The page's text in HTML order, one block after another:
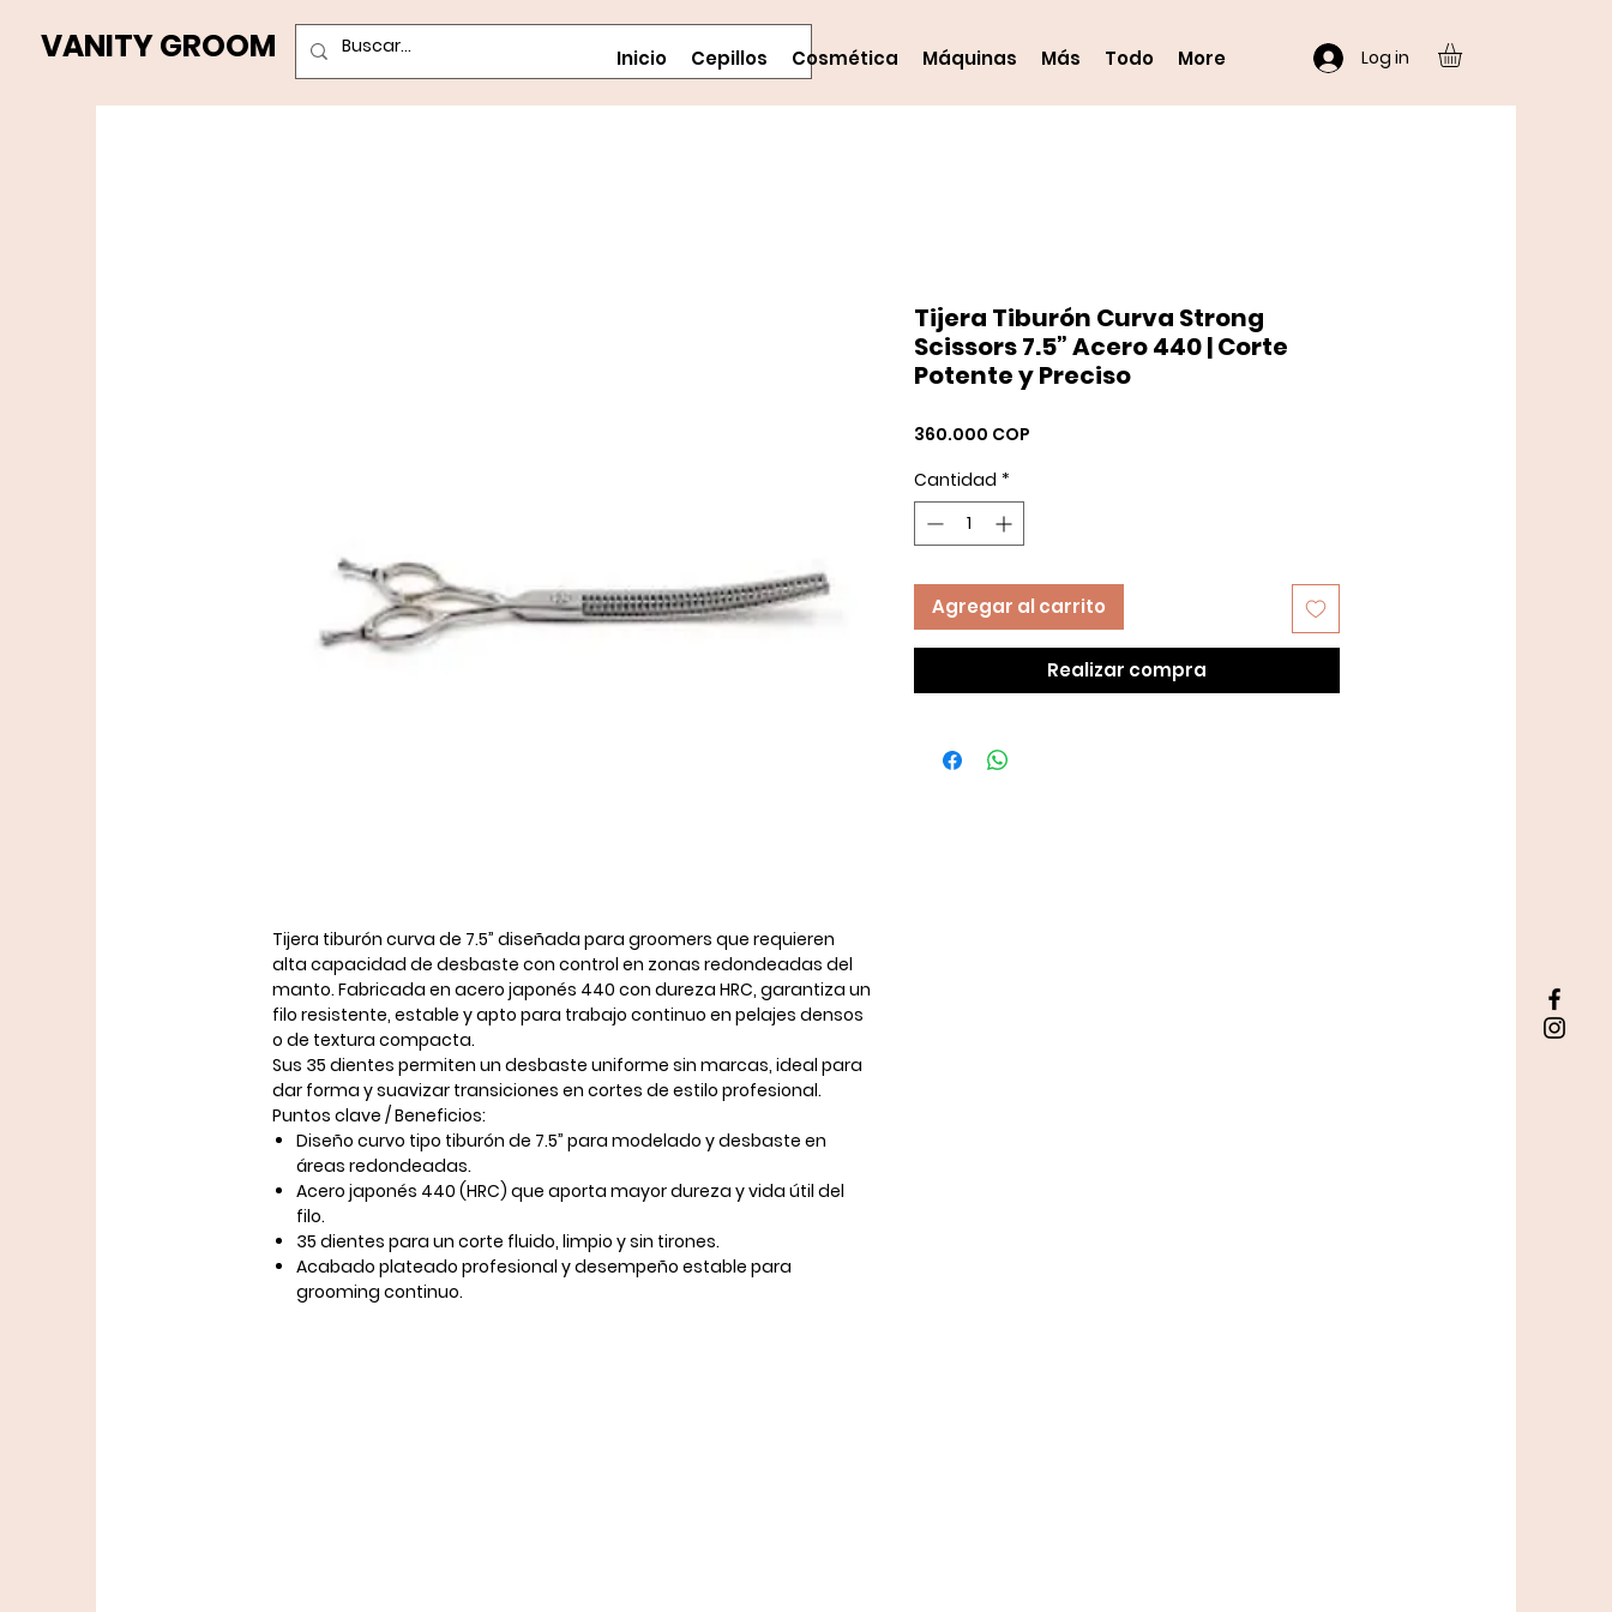
VANITY GROOM Inicio Cepillos Cosmética Máquinas Más Todo More Log in
Tijera tiburón curva de 7.5” diseñada para groomers que requieren
alta capacidad de desbaste con control en zonas redondeadas del
manto. Fabricada en acero japonés 440 con dureza HRC, garantiza un
filo resistente, estable y apto para trabajo continuo en pelajes densos
o de textura compacta.
Sus 35 dientes permiten un desbaste uniforme sin marcas, ideal para
dar forma y suavizar transiciones en cortes de estilo profesional.
Puntos clave / Beneficios:
Diseño curvo tipo tiburón de 7.5” para modelado y desbaste en
áreas redondeadas.
Acero japonés 440 (HRC) que aporta mayor dureza y vida útil del
filo.
35 dientes para un corte fluido, limpio y sin tirones.
Acabado plateado profesional y desempeño estable para
grooming continuo.
Tijera Tiburón Curva Strong
Scissors 7.5” Acero 440 | Corte
Potente y Preciso
360.000 COP
Cantidad *
Agregar al carrito
Realizar compra